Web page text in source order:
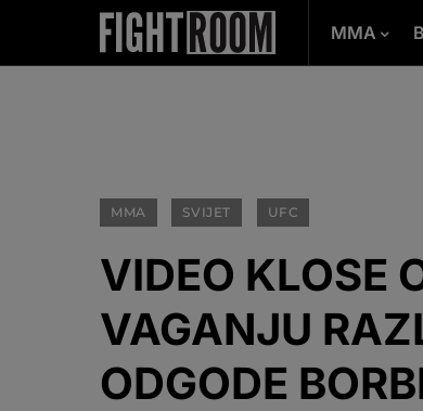
MMA
MMA SVIJET UFC
VIDEO KLOSE
VAGANJU
ODGODE